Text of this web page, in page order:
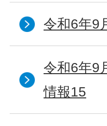
令和6年9
令和6年9
情報15